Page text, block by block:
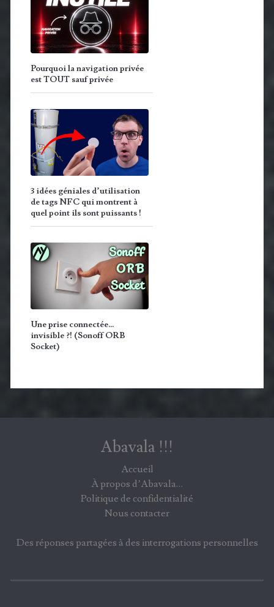
Pourquoi la navigation privée
est TOUT sauf privée
3 idées géniales d’utilisation
de tags NFC qui montrent à
quel point ils sont puissants !
Une prise connectée…
invisible ?! (Sonoff ORB
Socket)
Abavala !!!
Accueil
À propos d’Abavala…
Politique de confidentialité
Nous contacter
Des réponses partagées à des interrogations personnelles